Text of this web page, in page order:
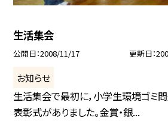
生活集会
公開日 2008/11/17 更新日
お知らせ
生活集会で最初に，小学生環境ゴミ
表彰式がありました。金賞・銀...